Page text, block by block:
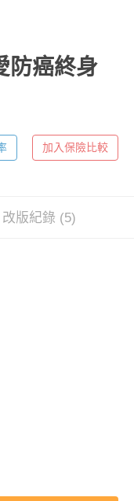
防癌終身
加入保險比較
改版紀錄 (5)